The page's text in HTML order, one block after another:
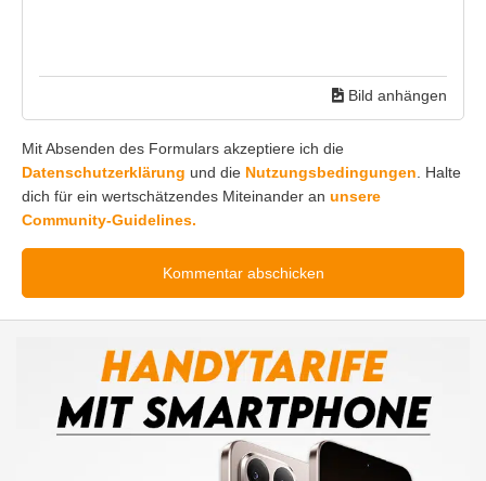
Bild anhängen
Mit Absenden des Formulars akzeptiere ich die
Datenschutzerklärung und die Nutzungsbedingungen. Halte
dich für ein wertschätzendes Miteinander an unsere
Community-Guidelines.